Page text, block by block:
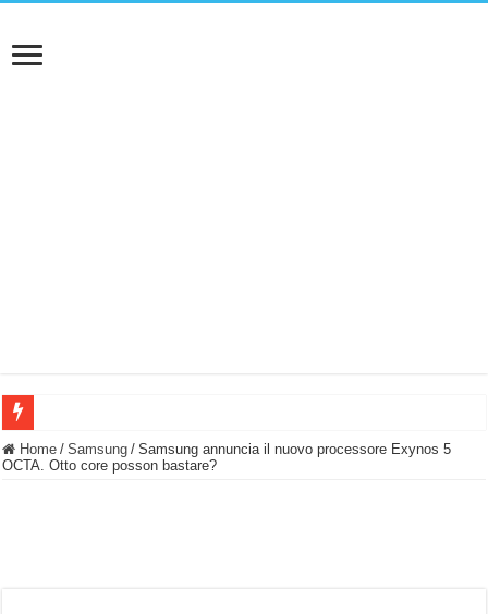
BASTA FATICARE! Questo robot tagliaerba lo appoggi e fa tutto lui! (Senza
Home / Samsung / Samsung annuncia il nuovo processore Exynos 5
OCTA. Otto core posson bastare?